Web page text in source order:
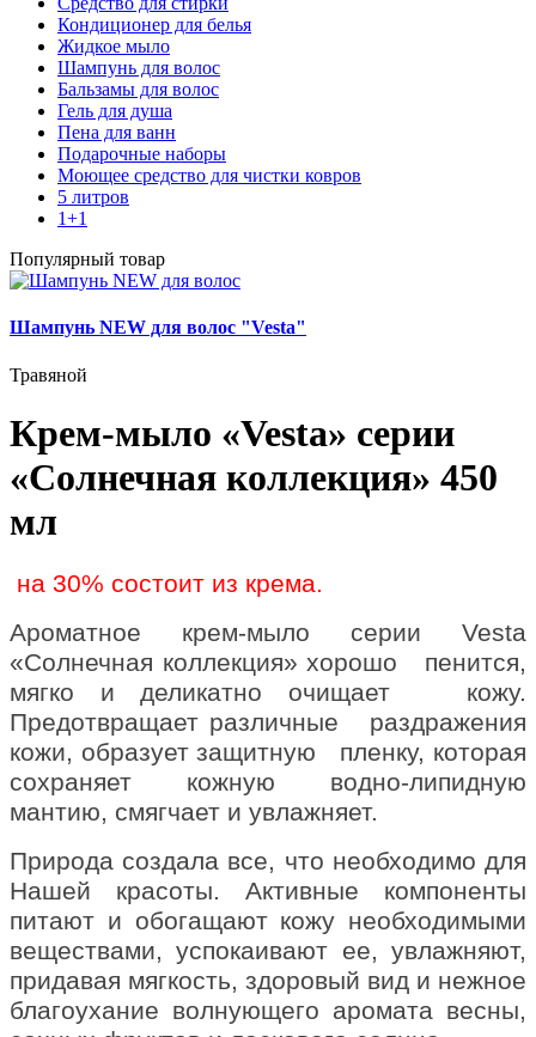
Кондиционер для белья
Жидкое мыло
Шампунь для волос
Бальзамы для волос
Гель для душа
Пена для ванн
Подарочные наборы
Моющее средство для чистки ковров
5 литров
1+1
Популярный товар
Шампунь NEW для волос "Vesta"
Травяной
Крем-мыло «Vesta» серии
«Солнечная коллекция» 450
мл
на 30% состоит из крема.
Ароматное крем-мыло серии Vesta
«Солнечная коллекция» хорошо пенится,
мягко и деликатно очищает кожу.
Предотвращает различные раздражения
кожи, образует защитную пленку, которая
сохраняет кожную водно-липидную
мантию, смягчает и увлажняет.
Природа создала все, что необходимо для
Нашей красоты. Активные компоненты
питают и обогащают кожу необходимыми
веществами, успокаивают ее, увлажняют,
придавая мягкость, здоровый вид и нежное
благоухание волнующего аромата весны,